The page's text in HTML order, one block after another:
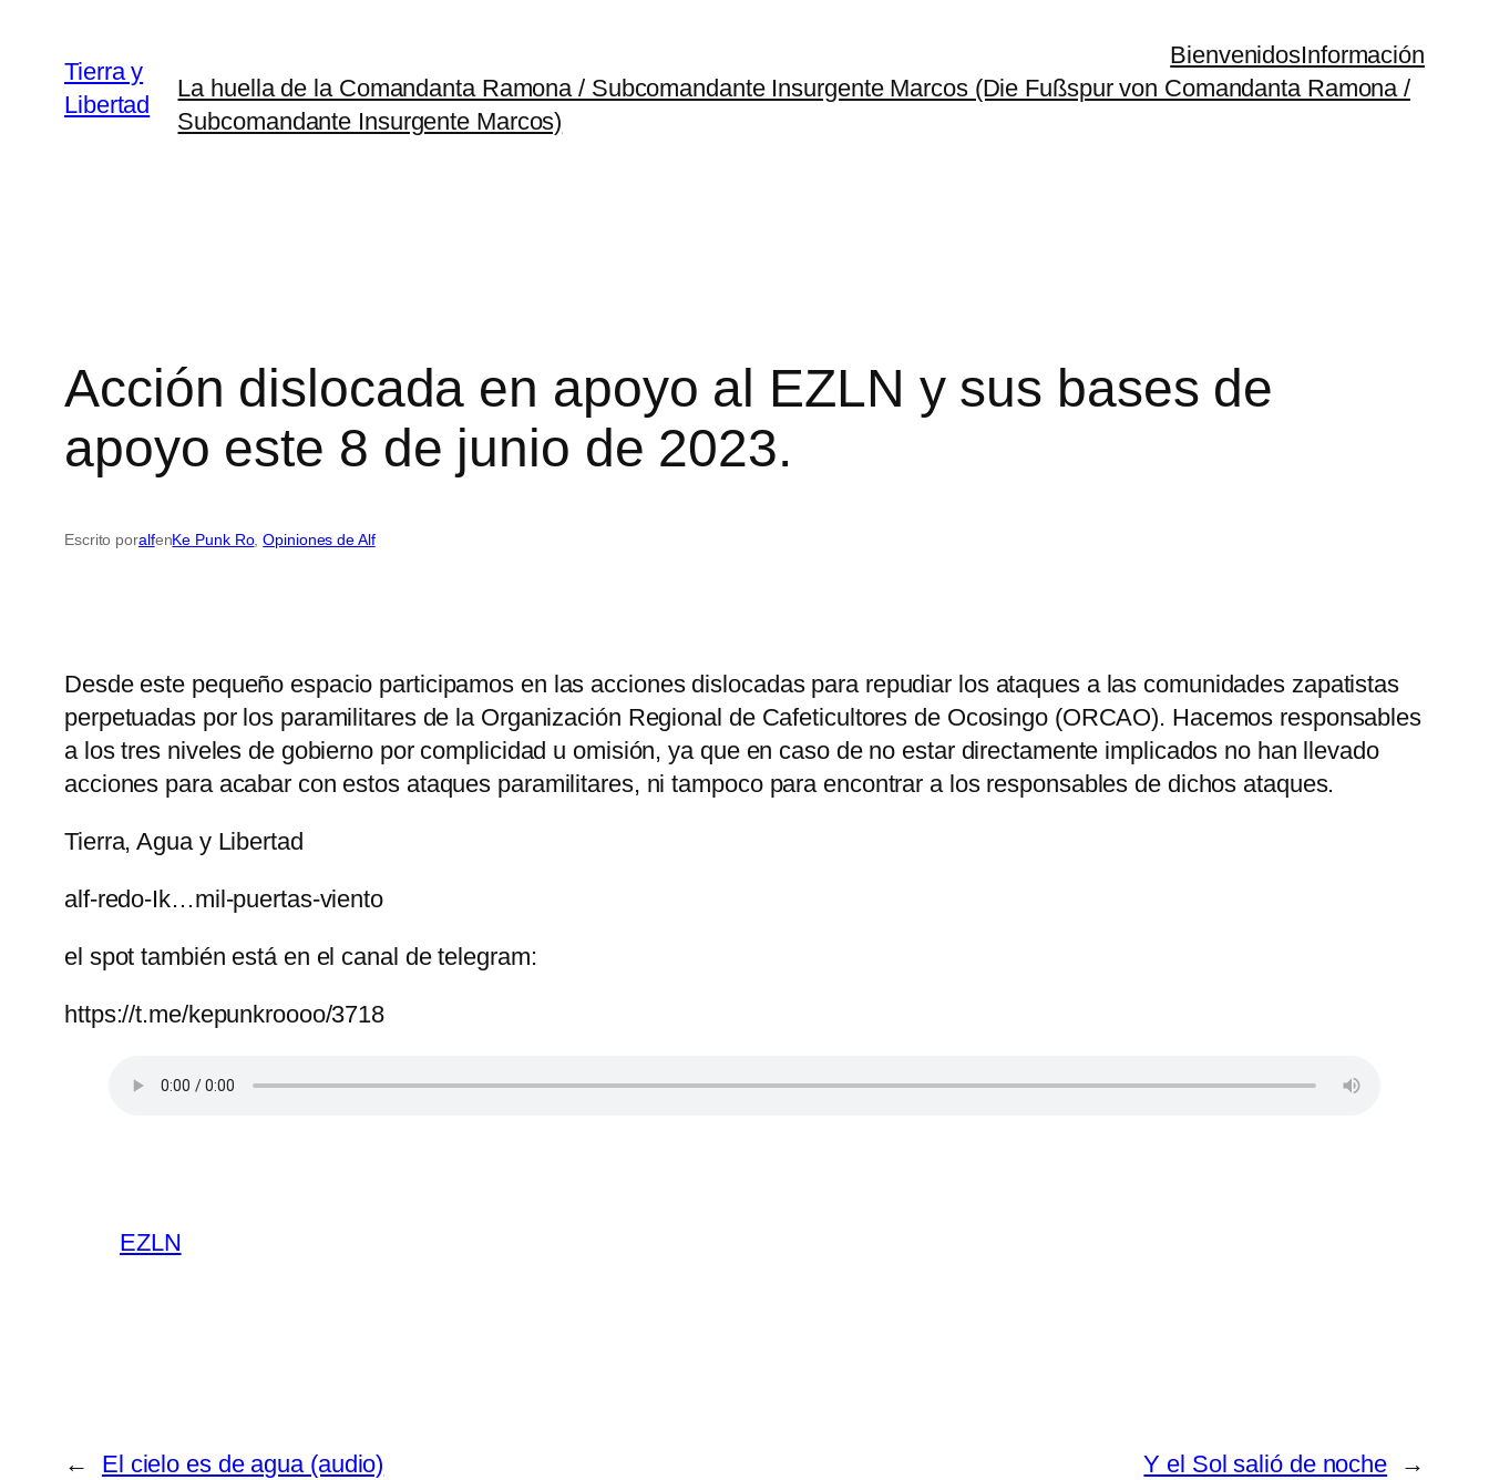
contenido
Tierra y
Libertad
BienvenidosInformación
La huella de la Comandanta Ramona / Subcomandante Insurgente Marcos (Die Fußspur von Comandanta Ramona /
Subcomandante Insurgente Marcos)
Acción dislocada en apoyo al EZLN y sus bases de
apoyo este 8 de junio de 2023.
Escrito poralfenKe Punk Ro, Opiniones de Alf
Desde este pequeño espacio participamos en las acciones dislocadas para repudiar los ataques a las comunidades zapatistas
perpetuadas por los paramilitares de la Organización Regional de Cafeticultores de Ocosingo (ORCAO). Hacemos responsables
a los tres niveles de gobierno por complicidad u omisión, ya que en caso de no estar directamente implicados no han llevado
acciones para acabar con estos ataques paramilitares, ni tampoco para encontrar a los responsables de dichos ataques.
Tierra, Agua y Libertad
alf-redo-Ik…mil-puertas-viento
el spot también está en el canal de telegram:
https://t.me/kepunkroooo/3718
EZLN
← El cielo es de agua (audio) Y el Sol salió de noche →